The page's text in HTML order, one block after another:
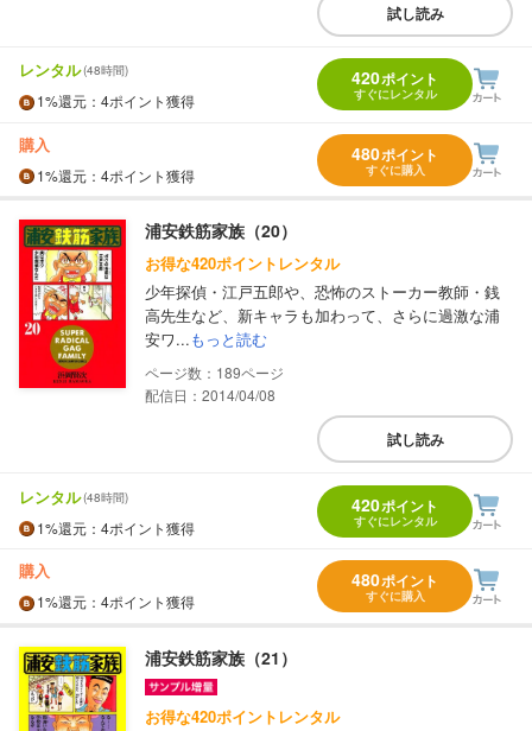
試し読み
レンタル(48時間)
1%還元 ：4ポイント獲得
420ポイント
すぐにレンタル
購入
1%還元 ：4ポイント獲得
480ポイント
すぐに購入
浦安鉄筋家族（20）
お得な420ポイントレンタル
少年探偵・江戸五郎や、恐怖のストーカー教師・銭
高先生など、新キャラも加わって、さらに過激な浦
安ワ...もっと読む
189
配信日：2014/04/08
試し読み
レンタル(48時間)
1%還元 ：4ポイント獲得
420ポイント
すぐにレンタル
購入
1%還元 ：4ポイント獲得
480ポイント
すぐに購入
浦安鉄筋家族（21）
お得な420ポイントレンタル